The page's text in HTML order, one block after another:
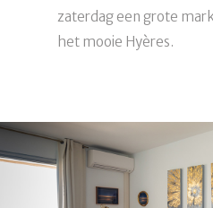
zaterdag een grote
het mooie Hyères.